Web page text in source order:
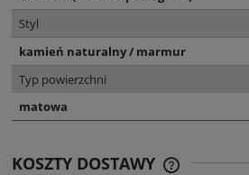
Styl
kamień naturalny / marmur
Typ powierzchni
matowa
KOSZTY DOSTAWY